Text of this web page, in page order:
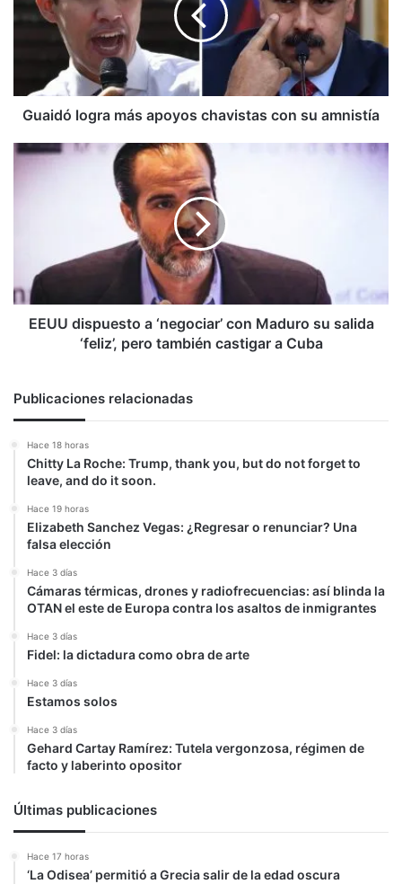
chavistas
amnistía
Guaidó logra más apoyos chavistas con su amnistía
EEUU
salida
‘feliz’,
pero
Cuba
EEUU dispuesto a ‘negociar’ con Maduro su salida
‘feliz’, pero también castigar a Cuba
Publicaciones relacionadas
Hace 18 horas
Chitty La Roche: Trump, thank you, but do not forget to
leave, and do it soon.
Hace 19 horas
Elizabeth Sanchez Vegas: ¿Regresar o renunciar? Una
falsa elección
Hace 3 días
Cámaras térmicas, drones y radiofrecuencias: así blinda la
OTAN el este de Europa contra los asaltos de inmigrantes
Hace 3 días
Fidel: la dictadura como obra de arte
Hace 3 días
Estamos solos
Hace 3 días
Gehard Cartay Ramírez: Tutela vergonzosa, régimen de
facto y laberinto opositor
Últimas publicaciones
Hace 17 horas
‘La Odisea’ permitió a Grecia salir de la edad oscura